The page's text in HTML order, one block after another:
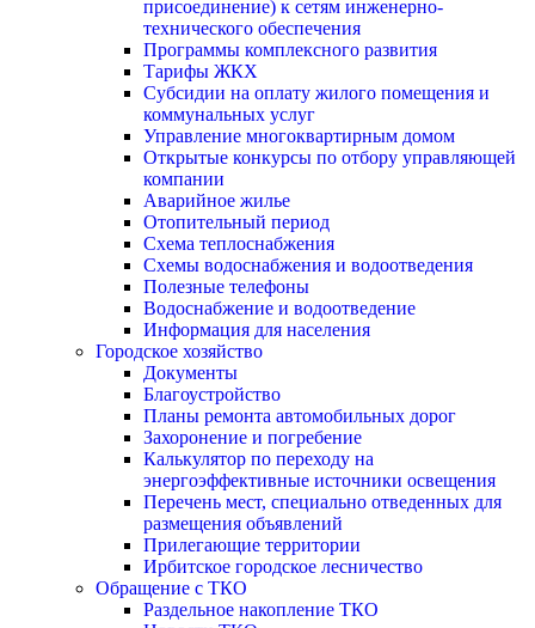
присоединение) к сетям инженерно-
технического обеспечения
Программы комплексного развития
Тарифы ЖКХ
Субсидии на оплату жилого помещения и
коммунальных услуг
Управление многоквартирным домом
Открытые конкурсы по отбору управляющей
компании
Аварийное жилье
Отопительный период
Схема теплоснабжения
Схемы водоснабжения и водоотведения
Полезные телефоны
Водоснабжение и водоотведение
Информация для населения
Городское хозяйство
Документы
Благоустройство
Планы ремонта автомобильных дорог
Захоронение и погребение
Калькулятор по переходу на
энергоэффективные источники освещения
Перечень мест, специально отведенных для
размещения объявлений
Прилегающие территории
Ирбитское городское лесничество
Обращение с ТКО
Раздельное накопление ТКО